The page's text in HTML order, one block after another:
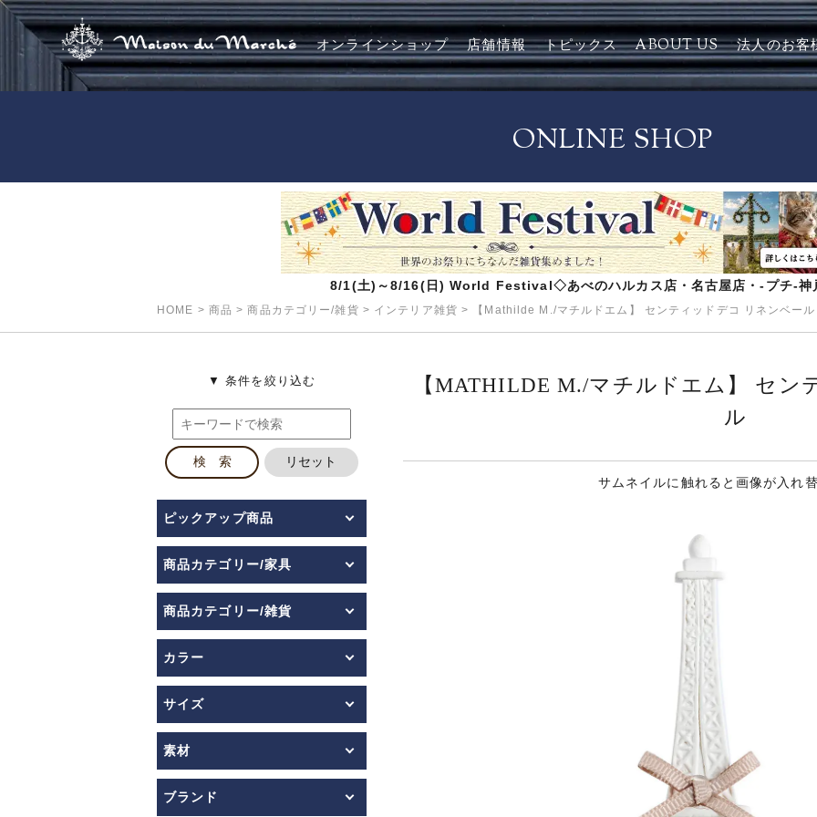
オンラインショップ 店舗情報 トピックス ABOUT US 法人のお客
ONLINE SHOP
8/1(土)～8/16(日) World Festival◇あべのハルカス店・名古屋店・-プチ-神
HOME > 商品 >商品カテゴリー/雑貨 > インテリア雑貨 > 【Mathilde M./マチルドエム】 センティッドデコ リネンベール
ピックアップ商品
商品カテゴリー/家具
商品カテゴリー/雑貨
カラー
サイズ
素材
ブランド
【MATHILDE M./マチルドエム】 セン
ル
サムネイルに触れると画像が入れ